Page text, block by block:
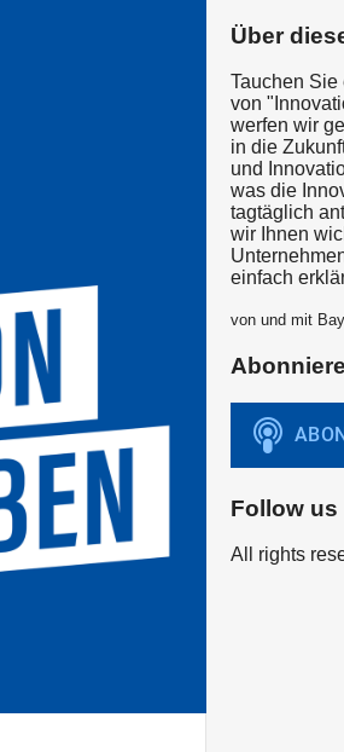
Über
Tauchen
von
werfen wir
in die
und
was die
tagtäglich
wir Ihnen
einfach
von und mit
Follow us
All rights